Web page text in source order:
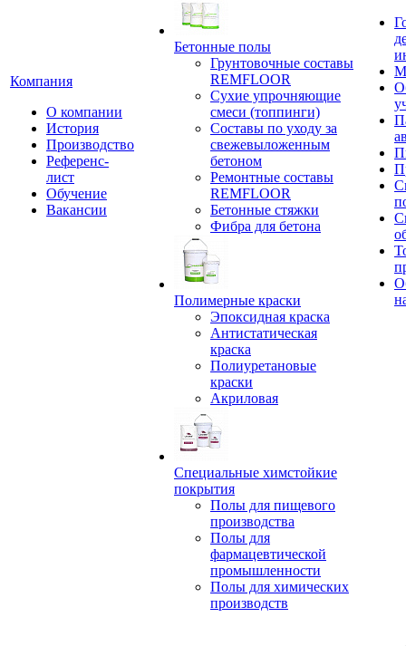
Компания
О компании
История
Производство
Референс-
лист
Обучение
Вакансии
Бетонные полы
Грунтовочные составы
REMFLOOR
Сухие упрочняющие
смеси (топпинги)
Составы по уходу за
свежевыложенным
бетоном
Ремонтные составы
REMFLOOR
Бетонные стяжки
Фибра для бетона
Полимерные краски
Эпоксидная краска
Антистатическая
краска
Полиуретановые
краски
Акриловая
Специальные химстойкие
покрытия
Полы для пищевого
производства
Полы для
фармацевтической
промышленности
Полы для химических
производств